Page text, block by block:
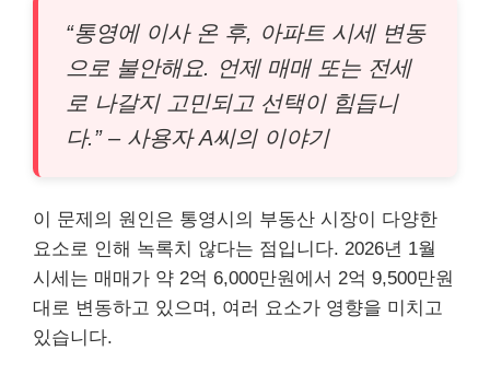
“통영에 이사 온 후, 아파트 시세 변동
으로 불안해요. 언제 매매 또는 전세
로 나갈지 고민되고 선택이 힘듭니
다.” – 사용자 A씨의 이야기
이 문제의 원인은 통영시의 부동산 시장이 다양한
요소로 인해 녹록치 않다는 점입니다. 2026년 1월
시세는 매매가 약 2억 6,000만원에서 2억 9,500만원
대로 변동하고 있으며, 여러 요소가 영향을 미치고
있습니다.